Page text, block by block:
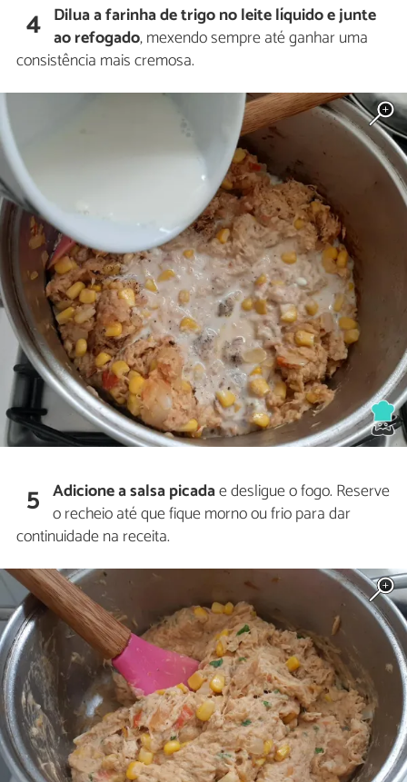
4 Dilua a farinha de trigo no leite líquido e junte
ao refogado, mexendo sempre até ganhar uma
consistência mais cremosa.
5 Adicione a salsa picadae desligue o fogo. Reserve
o recheio até que fique morno ou frio para dar
continuidade na receita.